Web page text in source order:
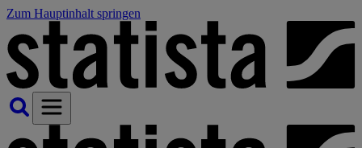
Zum Hauptinhalt springen